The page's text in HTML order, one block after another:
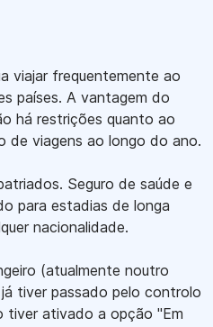
viajar frequentemente ao
países. A vantagem do
há restrições quanto ao
de viagens ao longo do ano.
Seguro de saúde e
para estadias de longa
nacionalidade.
(atualmente noutro
tiver passado pelo controlo
tiver ativado a opção "Em